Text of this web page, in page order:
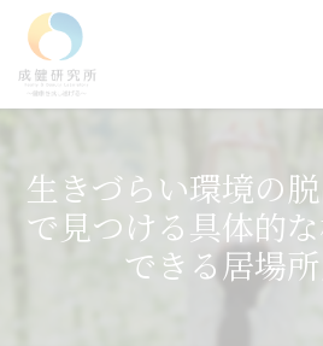
生きづらい環境の
で見つける具体的
できる居場